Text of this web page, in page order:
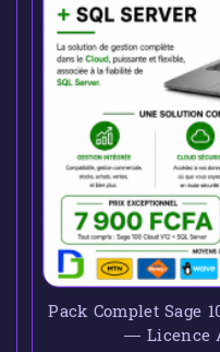
Pack Complet Sage
— Licence